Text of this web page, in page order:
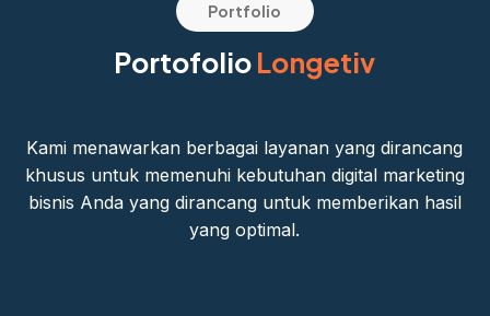
Portfolio
PortofolioLongetiv
Kami menawarkan berbagai layanan yang dirancang
khusus untuk memenuhi kebutuhan digital marketing
bisnis Anda yang dirancang untuk memberikan hasil
yang optimal.